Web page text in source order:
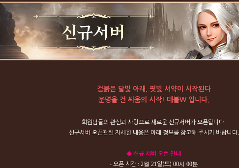
검붉은 달빛 아래, 핏빛 서약이 시작된다
운명을 건 싸움의 시작! 데블W 입니다.
회원님들의 관심과 사랑으로 새로운 신규서버가 오픈됩니다.
신규서버 오픈관련 자세한 내용은 아래 정보를 참고해 주시기 바랍니다.
◆ 신규 서버 오픈 안내
- 오픈 시간: 2월 21일(토) 00시 00분